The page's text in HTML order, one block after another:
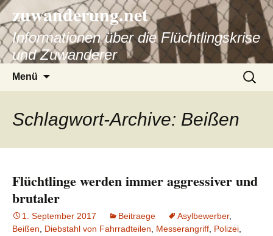
zuwanderung.net
Informationen über die Flüchtlingskrise
und Zuwanderer
Menü
Suche
nach:
Schlagwort-Archive: Beißen
Flüchtlinge werden immer aggressiver und
brutaler
1. September 2017 Beitraege Asylbewerber,
Beißen
Diebstahl von Fahrradteilen Messerangriff Polizei